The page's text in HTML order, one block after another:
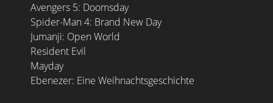
Avengers 5: Doomsday
Spider-Man 4: Brand New Day
Jumanji: Open World
Resident Evil
Mayday
Ebenezer: Eine Weihnachtsgeschichte